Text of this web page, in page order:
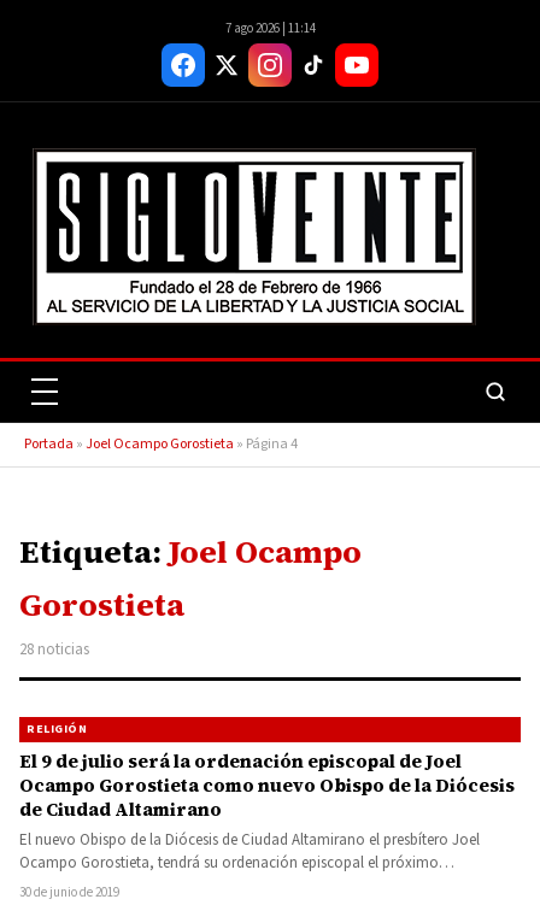
7 ago 2026 | 11:14
Portada »Joel Ocampo Gorostieta » Página 4
Etiqueta:Joel Ocampo
Gorostieta
28 noticias
RELIGIÓN
El 9 de julio será la ordenación episcopal de Joel
Ocampo Gorostieta como nuevo Obispo de la Diócesis
de Ciudad Altamirano
El nuevo Obispo de la Diócesis de Ciudad Altamirano el presbítero Joel
Ocampo Gorostieta, tendrá su ordenación episcopal el próximo…
30 de junio de 2019